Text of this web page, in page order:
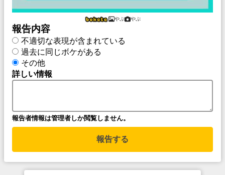
やぷ やぷ
報告内容
不適切な表現が含まれている
過去に同じボケがある
その他
詳しい情報
報告者情報は管理者しか閲覧しません。
報告する